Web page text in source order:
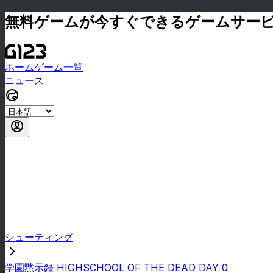
無料ゲームが今すぐできるゲームサー
ホームゲーム一覧
ニュース
シューティング
学園黙示録 HIGHSCHOOL OF THE DEAD DAY 0